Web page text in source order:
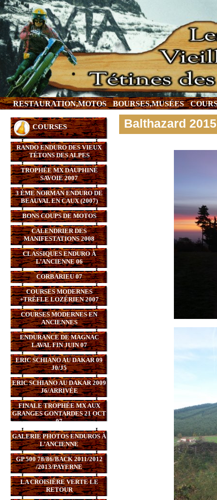
RESTAURATION,MOTOS BOURSES,MUSÉES
COURSES
RANDO ENDURO DES VIEUX
TÉTONS DES ALPES
TROPHÉE MX DAUPHINÉ
SAVOIE 2007
3 ÈME NORMAN ENDURO DE
BEAUVAL EN CAUX (2007)
BONS COUPS DE MOTOS
CALENDRIER DES
MANIFESTATIONS 2008
CLASSIQUES ENDURO À
L’ANCIENNE 06
CORBARIEU 07
COURSES MODERNES
+TRÈFLE LOZÉRIEN 2007
COURSES MODERNES EN
ANCIENNES
ENDURANCE DE MAGNAC
LAVAL FIN JUIN 07
ERIC SCHIANO AU DAKAR 09
J0/J5
ERIC SCHIANO AU DAKAR 2009
J6/ARRIVÉE
FINALE TROPHÉE MX AUX
GRANGES GONTARDES 21 OCT
07
GALERIE PHOTOS ENDUROS À
L’ANCIENNE
GP 500 78/86/BACK 2011/2012
/2013/PAYERNE
LA CROISIÈRE VERTE LE
RETOUR
Balthazard 2015